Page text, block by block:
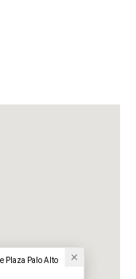
도로에서 쉽게 접근할 수
다.
있어 샌프란시스코, 산호
.현지 여행을 위한 라이드
Plaza Palo Alto